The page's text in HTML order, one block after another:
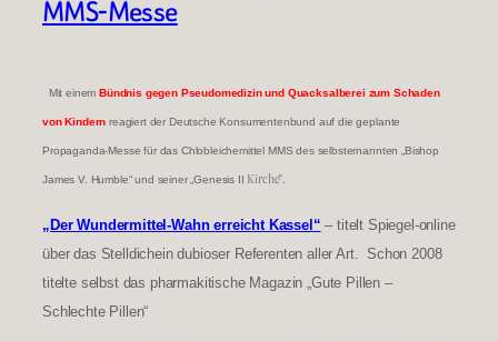
MMS-Messe
Mit einemBündnis gegen Pseudomedizin und Quacksalberei zum Schaden
von Kindern reagiert der Deutsche Konsumentenbund auf die geplante
Propaganda-Messe für das Chlobleichemittel MMS des selbsternannten „Bishop
James V. Humble“ und seiner „Genesis II Kirche“.
„Der Wundermittel-Wahn erreicht Kassel“ – titelt Spiegel-online
über das Stelldichein dubioser Referenten aller Art. Schon 2008
titelte selbst das pharmakitische Magazin „Gute Pillen –
Schlechte Pillen“